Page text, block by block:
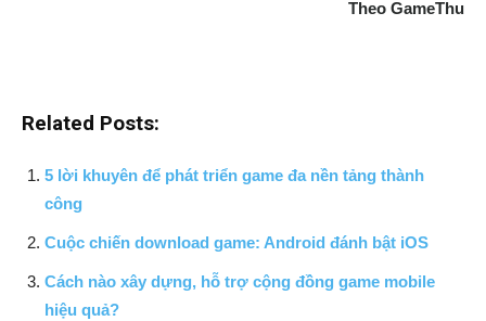
Theo GameThu
Related Posts:
5 lời khuyên để phát triển game đa nền tảng thành
công
Cuộc chiến download game: Android đánh bật iOS
Cách nào xây dựng, hỗ trợ cộng đồng game mobile
hiệu quả?